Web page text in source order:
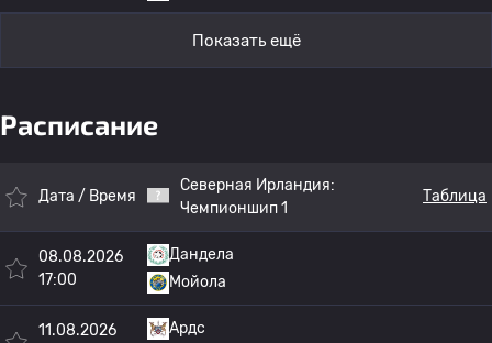
Показать ещё
Расписание
Дата / Время
Северная Ирландия:
Чемпионшип 1
Таблица
08.08.2026
17:00
Дандела
Мойола
11.08.2026
Ардс